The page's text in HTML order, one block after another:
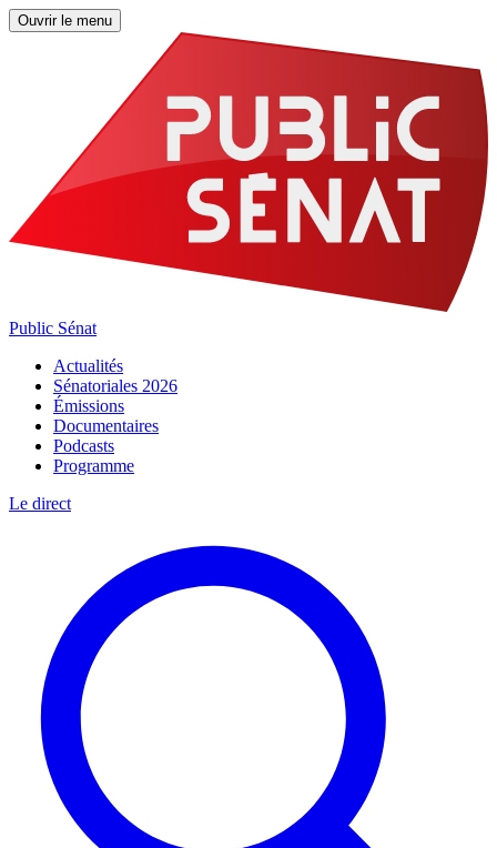
Ouvrir le menu
Public Sénat
Actualités
Sénatoriales 2026
Émissions
Documentaires
Podcasts
Programme
Le direct